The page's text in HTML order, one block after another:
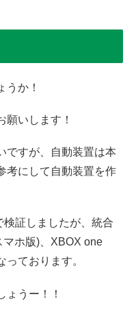
うか！
願いします！
ですが、自動装置は本
考にして自動装置を作
証しましたが、統合
ホ版)、XBOX one
ております。
ょうー！！